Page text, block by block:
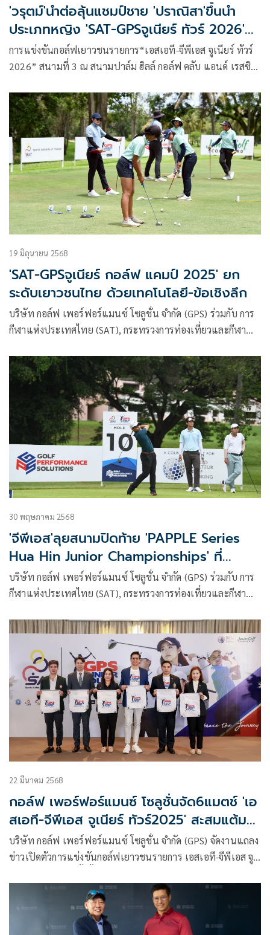
'วรุตม์'นำต่อลุ้นแชมป์ชาย 'ปราณิสา'ขึ้นนำ
ประเภทหญิง 'SAT-GPSจูเนียร์ ทัวร์ 2026'ที่
ปาล์มฮิลล์ฯ
การแข่งขันกอล์ฟเยาวชนรายการ“เอสเอที-จีพีเอส จูเนียร์ ทัวร์
2026” สนามที่ 3 ณ สนามปาล์ม ฮิลล์ กอล์ฟ คลับ แอนด์ เรสซิ
อร์ฟอร์แมนซ์ โซลูชั่น (GPS) ภายใต้การสนับสนุนจากการกีฬา
แห่งประเทศไทย (กกท.)
19 มิถุนายน 2568
'SAT-GPSจูเนียร์ กอล์ฟ แคมป์ 2025' ยก
ระดับเยาวชนไทย ด้วยเทคโนโลยี-ข้อเชิงลึก
บริษัท กอล์ฟ เพอร์ฟอร์แมนซ์ โซลูชั่น จำกัด (GPS) ร่วมกับ การ
กีฬาแห่งประเทศไทย (SAT), กระทรวงการท่องเที่ยวและกีฬา
Garmin Thailand, RBS, About Grass, TDC, STAN, Excellent
Golf, สวนน้ำวานา นาวา และ อันดามันดา ภูเก็ต จัดโครงการ
SAT-GPS Junior Golf Camp 2025 ระหว่างวันที่ 16–18
มิถุนายน 2568 ณ สนามเลควิว รีสอร์ท แอนด์ กอล์ฟ คลับ
จังหวัดเพชรบุรี โดยมีเยาวชนนักกอล์ฟจำนวน 30 คน ที่ผ่านการ
คัดเลือกจากการแข่งขัน เอสเอที-จีพีเอส จูเนียร์ ทัวร์ พรีเซนเตด
บาย กามิน เข้าร่วมแคมป์ เพื่อเสริมสร้างทักษะและความเข้าใจ
เชิงลึกในเกมกอล์ฟ พร้อมยกระดับแนวทางการฝึกซ้อมด้วยการ
ประยุกต์ใช้ข้อมูลสถิติและเทคโนโลยีล้ำสมัยอย่างเป็นระบบ
30 พฤษภาคม 2568
'จีพีเอส'ลุยสนามปิดท้าย 'PAPPLE Series
Hua Hin Junior Championships' ที่
เพชรบุรี
บริษัท กอล์ฟ เพอร์ฟอร์แมนซ์ โซลูชั่น จำกัด (GPS) ร่วมกับ การ
กีฬาแห่งประเทศไทย (SAT), กระทรวงการท่องเที่ยวและกีฬา
2025 พรีเซนเตด บาย การ์มิน” สนามที่ 6 รายการ PAPPLE
Series Hua Hin Junior Championships โดยแชมป์รุ่นวาร์ซิตี้ ทุก
สนามได้สิทธิ์ร่วมแข่งขันรายการ เอฟซีจี คัลลาเวย์ เวิลด์
แชมเปี้ยนชิพ ที่ประเทศสหรัฐอเมริกา และนักกอล์ฟที่มีคะแนน
สะสมสูงสุด 30 คน ได้สิทธิ์เข้าแคมป์พัฒนาฝีมือ “เอสเอที-จีพี
เอส จูเนียร์ กอล์ฟ แคมป์” หลังจบฤดูกาล โดยสนามสุดท้ายเปิด
รับสมัครแล้ววันนี้ พร้อมชิงรางวัลมูลค่ารวมกว่า 150,000 บาท ที่
สนามกอล์ฟ ปาล์มฮิลส์ กอล์ฟ คลับ แอนด์ เรสซิเดนซ์ จ.เพชรบุรี
ระหว่างวันที่ 6-8 มิถุนายน 2568
22 มีนาคม 2568
กอล์ฟ เพอร์ฟอร์แมนซ์ โซลูชั่นจัด6แมตช์ 'เอ
สเอที-จีพีเอส จูเนียร์ ทัวร์2025' สะสมแต้ม
สมัครเล่นโลก
บริษัท กอล์ฟ เพอร์ฟอร์แมนซ์ โซลูชั่น จำกัด (GPS) จัดงานแถลง
ข่าวเปิดตัวการแข่งขันกอล์ฟเยาวชนรายการ เอสเอที-จีพีเอส จู
พัฒนาการแข่งขันกอล์ฟระดับเยาวชน ที่เน้นการพัฒนาตัวนัก
กอล์ฟจากการใช้สถิติของการแข่งขันไปพัฒนาทักษะต่างๆ ภาย
ใต้คอนเซ็ปต์ “Embrace The Journey”